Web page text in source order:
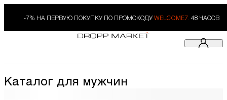
-7% НА ПЕРВУЮ ПОКУПКУ ПО ПРОМОКОДУ WELCOME7. 48 ЧАСОВ
Каталог для мужчин